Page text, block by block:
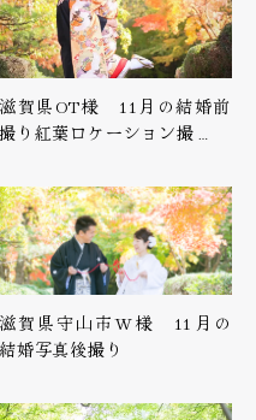
滋賀県OT様 11月の結婚前
撮り紅葉ロケーション撮…
滋賀県守山市W様 11月の
結婚写真後撮り